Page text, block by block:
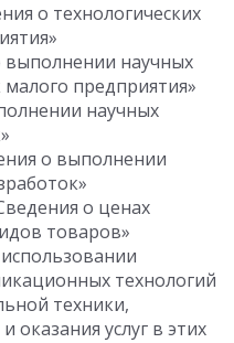
о технологических
научных
предприятия»
научных
о выполнении
о ценах
товаров»
технологий
техники,
оказания услуг в этих